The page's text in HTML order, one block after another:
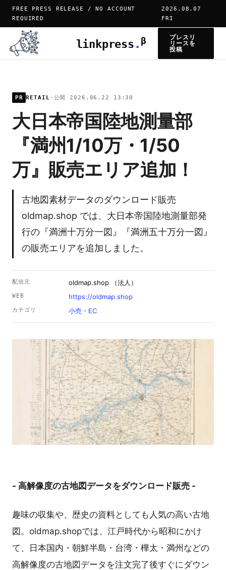
FREE PRESS RELEASE / NO ACCOUNT
REQUIRED
2026.08.07
FRI
linkpress . β
プレスリ
リースを
投稿
PR RETAIL · 公開 2026.06.22 13:30
大日本帝国陸地測量部
『満州1/10万・1/50
万』販売エリア追加！
古地図素材データのダウンロード販売
oldmap.shop では、大日本帝国陸地測量部発
行の『満洲十万分一図』『満洲五十万分一図』
の販売エリアを追加しました。
配信元 oldmap.shop （法人）
WEB https://oldmap.shop
カテゴリ 小売・EC
- 高解像度の古地図データをダウンロード販売 -
趣味の収集や、歴史の資料としても人気の高い古地
図。oldmap.shopでは、江戸時代から昭和にかけ
て、日本国内・朝鮮半島・台湾・樺太・満州などの
高解像度の古地図データを注文完了後すぐにダウン